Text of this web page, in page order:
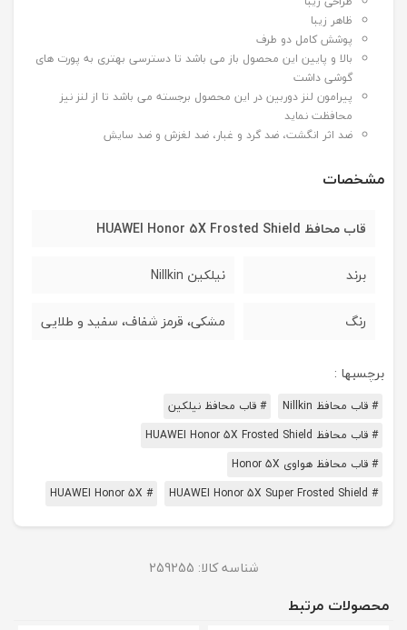
ظاهر زیبا
پوشش کامل دو طرف
بالا و پایین این محصول باز می باشد تا دسترسی بهتری به پورت های
گوشی داشت
پیرامون لنز دوربین در این محصول برجسته می باشد تا از لنز نیز
محافظت نماید
ضد اثر انگشت، ضد گرد و غبار، ضد لغزش و ضد سایش
مشخصات
قاب محافظ HUAWEI Honor 5X Frosted Shield
برند نیلکین Nillkin
رنگ مشکی، قرمز شفاف، سفید و طلایی
برچسبها :
# قاب محافظ Nillkin
# قاب محافظ نیلکین
# قاب محافظ HUAWEI Honor 5X Frosted Shield
# قاب محافظ هواوی Honor 5X
# HUAWEI Honor 5X Super Frosted Shield
# HUAWEI Honor 5X
شناسه کالا: 259255
محصولات مرتبط